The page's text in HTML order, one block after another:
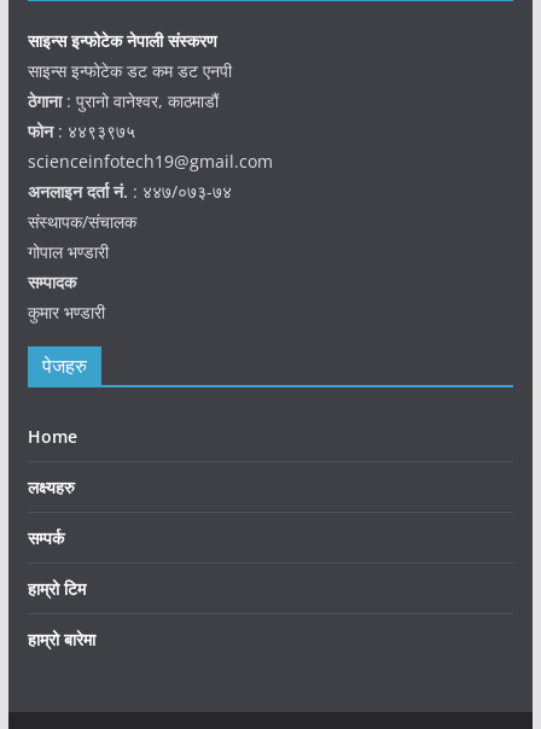
साइन्स इन्फोटेक नेपाली संस्करण
साइन्स इन्फोटेक डट कम डट एनपी
ठेगाना: पुरानो वानेश्वर, काठमाडौं
फोन: ४४९३९७५
scienceinfotech19@gmail.com
अनलाइन दर्ता नं. : ४४७/०७३-७४
संस्थापक/संचालक
गोपाल भण्डारी
सम्पादक
कुमार भण्डारी
पेजहरु
Home
लक्ष्यहरु
सम्पर्क
हाम्रो टिम
हाम्रो बारेमा